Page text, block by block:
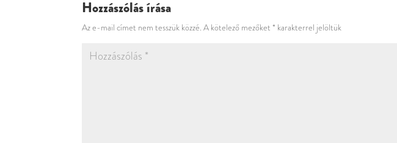
Hozzászólás írása
Az e-mail címet nem tesszük közzé. A kötelező mezőket * karakterrel jelöltük